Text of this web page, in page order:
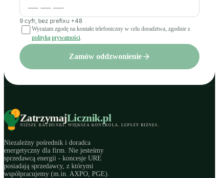
9 cyfr, bez prefixu +48
Wyrażam zgodę na kontakt telefoniczny w celu doradztwa, zgodnie z
polityką prywatności.
Zamów oddzwonienie
ZatrzymajLicznik.pl
NIŻSZE RACHUNKI. WIĘKSZA KONTROLA. LEPSZY BIZNES .
Niezależny pośrednik i doradca
energetyczny dla firm. Nie jesteśmy
sprzedawcą energii - koncesje URE
posiadają sprzedawcy, z którymi
współpracujemy (m.in. AXPO, PGE).